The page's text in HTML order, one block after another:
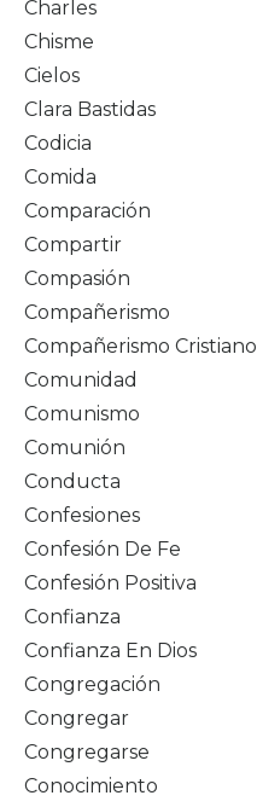
Charles
Chisme
Cielos
Clara Bastidas
Codicia
Comida
Comparación
Compartir
Compasión
Compañerismo
Compañerismo Cristiano
Comunidad
Comunismo
Comunión
Conducta
Confesiones
Confesión De Fe
Confesión Positiva
Confianza
Confianza En Dios
Congregación
Congregar
Congregarse
Conocimiento